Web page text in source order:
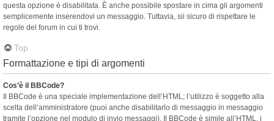
questa opzione è disabilitata. È anche possibile spostare in cima gli argomenti
semplicemente inserendovi un messaggio. Tuttavia, sii sicuro di rispettare le
regole del forum in cui ti trovi.
Top
Formattazione e tipi di argomenti
Cos’è il BBCode?
Il BBCode è una speciale implementazione dell’HTML; l’utilizzo è soggetto alla
scelta dell’amministratore (puoi anche disabilitarlo di messaggio in messaggio
tramite l’opzione nel modulo di invio messaggi). Il BBCode è simile all’HTML, i